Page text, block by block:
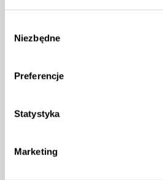
zgody
Niezbędne
Preferencje
Statystyka
Marketing